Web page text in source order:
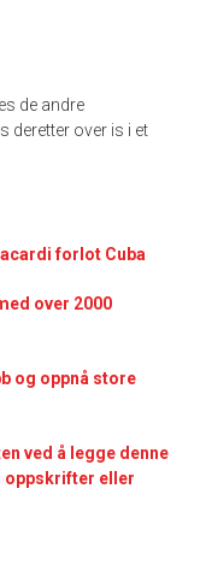
de andre
deretter over is i et
forlot Cuba
over 2000
og oppnå store
ved å legge denne
oppskrifter eller